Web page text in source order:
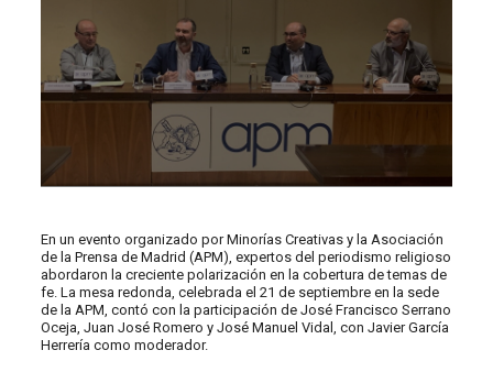
En un evento organizado por Minorías Creativas y la Asociación
de la Prensa de Madrid (APM), expertos del periodismo religioso
abordaron la creciente polarización en la cobertura de temas de
fe. La mesa redonda, celebrada el 21 de septiembre en la sede
de la APM, contó con la participación de José Francisco Serrano
Oceja, Juan José Romero y José Manuel Vidal, con Javier García
Herrería como moderador.